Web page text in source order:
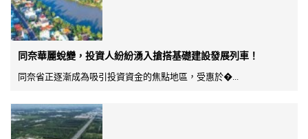
同奈華麗蛻變，投資人紛紛湧入搶搭基礎建設發展列車！
同奈省正逐漸成為吸引投資資金的焦點地區，受惠於�...